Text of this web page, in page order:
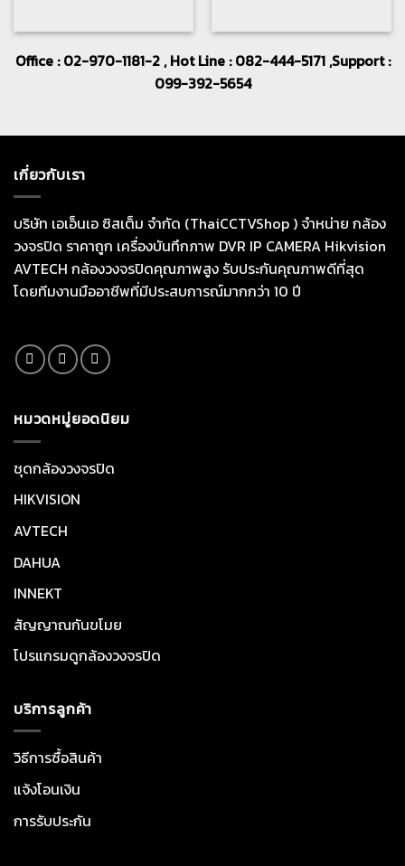
Office : 02-970-1181-2 , Hot Line : 082-444-5171 ,Support :
099-392-5654
เกี่ยวกับเรา
บริษัท เอเอ็นเอ ซิสเต็ม จำกัด (ThaiCCTVShop ) จำหน่าย กล้อง
วงจรปิด ราคาถูก เครื่องบันทึกภาพ DVR IP CAMERA Hikvision
AVTECH กล้องวงจรปิดคุณภาพสูง รับประกันคุณภาพดีที่สุด
โดยทีมงานมืออาชีพที่มีประสบการณ์มากกว่า 10 ปี
หมวดหมู่ยอดนิยม
ชุดกล้องวงจรปิด
HIKVISION
AVTECH
DAHUA
INNEKT
สัญญาณกันขโมย
โปรแกรมดูกล้องวงจรปิด
บริการลูกค้า
วิธีการซื้อสินค้า
แจ้งโอนเงิน
การรับประกัน